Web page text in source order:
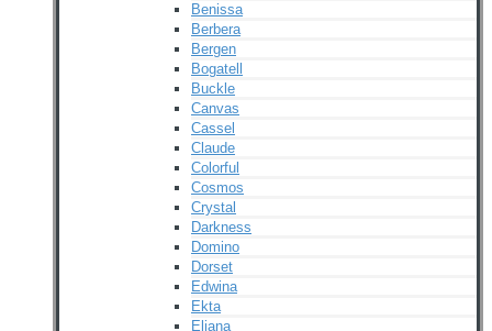
Benissa
Berbera
Bergen
Bogatell
Buckle
Canvas
Cassel
Claude
Colorful
Cosmos
Crystal
Darkness
Domino
Dorset
Edwina
Ekta
Eliana